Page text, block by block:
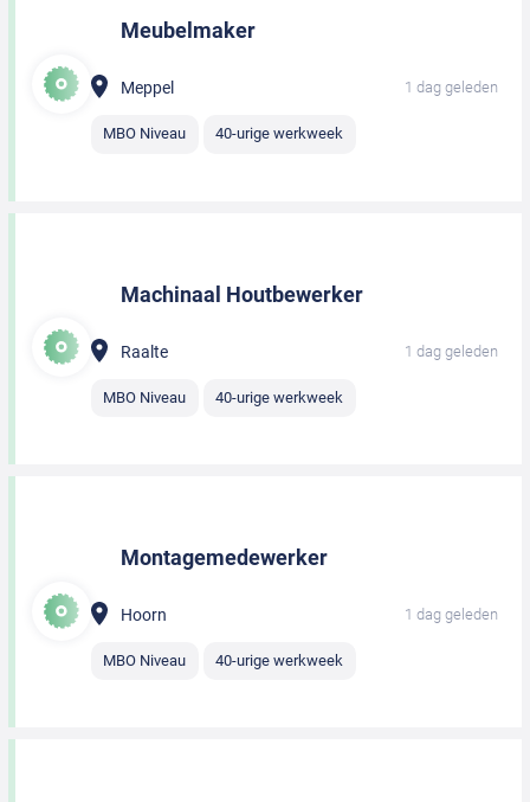
Meubelmaker
Meppel 1 dag geleden
MBO Niveau 40-urige werkweek
Machinaal Houtbewerker
Raalte 1 dag geleden
MBO Niveau 40-urige werkweek
Montagemedewerker
Hoorn 1 dag geleden
MBO Niveau 40-urige werkweek